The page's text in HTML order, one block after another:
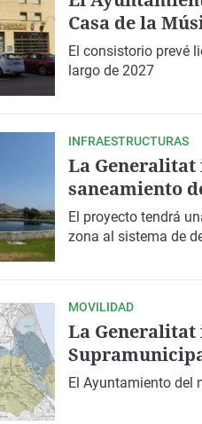
Casa de la
El consistorio prevé
largo de 2027
INFRAESTRUCTURAS
La
saneamiento
El proyecto tendrá
zona al sistema de
MOVILIDAD
La
El Ayuntamiento del